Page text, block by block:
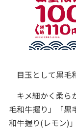
目玉として黒毛
キメ細かく柔ら
毛和牛握り」「黒
和牛握り(レモン)